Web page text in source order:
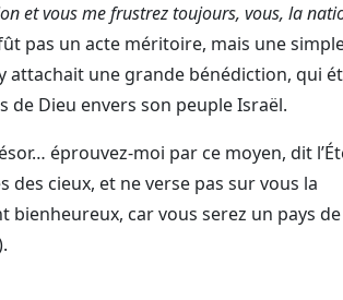
et vous me frustrez toujours, vous, la
pas un acte méritoire, mais une
attachait une grande bénédiction, qui
Dieu envers son peuple Israël.
éprouvez-moi par ce moyen, dit
des cieux, et ne verse pas sur vous la
car vous serez un pays de